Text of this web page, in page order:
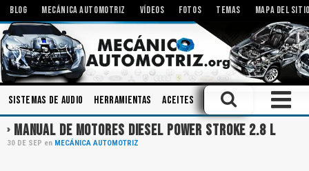
BLOG MECÁNICA AUTOMOTRIZ VÍDEOS FOTOS TEMAS MAPA DEL
Sistemas de Audio Herramientas Aceites Mecanismos
MANUAL DE MOTORES DIESEL POWER STROKE 2.8 L
30 DE SEP en MECÁNICA AUTOMOTRIZ